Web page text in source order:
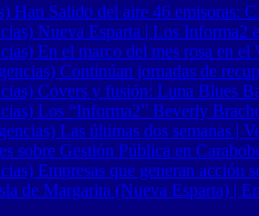
Han Salido del aire 46 emisoras:
Nueva Esparta | Los
En el marco del mes rosa en
Continúan jornadas de
Covers y fusión: Luna Blues
Los “Informa2” Beverly
Las últimas dos semanas |
sobre Gestión Pública en
Empresas que generan
de Margarita (Nueva Esparta) |